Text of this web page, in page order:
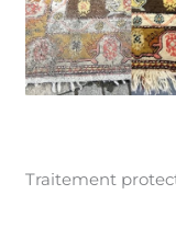
Traitement